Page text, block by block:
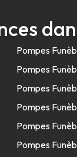
- Gouesnou
Pompes
Pompes
Pompes
Pompes
Pompes
Pompes